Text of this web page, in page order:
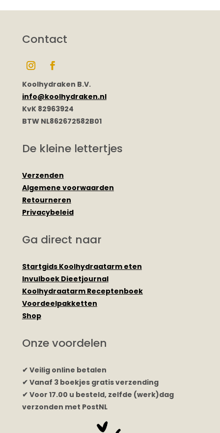
Contact
Koolhydraken B.V.
info@koolhydraken.nl
KvK 82963924
BTW NL862672582B01
De kleine lettertjes
Verzenden
Algemene voorwaarden
Retourneren
Privacybeleid
Ga direct naar
Startgids Koolhydraatarm eten
Invulboek Dieetjournal
Koolhydraatarm Receptenboek
Voordeelpakketten
Shop
Onze voordelen
✔ Veilig online betalen
✔ Vanaf 3 boekjes gratis verzending
✔ Voor 17.00 u besteld, zelfde (werk)dag
verzonden met PostNL